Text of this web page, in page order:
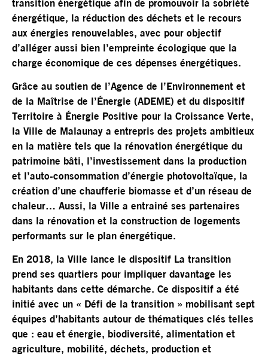
transition énergétique afin de promouvoir la sobriété
énergétique, la réduction des déchets et le recours
aux énergies renouvelables, avec pour objectif
d’alléger aussi bien l’empreinte écologique que la
charge économique de ces dépenses énergétiques.
Grâce au soutien de l’Agence de l’Environnement et
de la Maîtrise de l’Énergie (ADEME) et du dispositif
Territoire à Énergie Positive pour la Croissance Verte,
la Ville de Malaunay a entrepris des projets ambitieux
en la matière tels que la rénovation énergétique du
patrimoine bâti, l’investissement dans la production
et l’auto-consommation d’énergie photovoltaïque, la
création d’une chaufferie biomasse et d’un réseau de
chaleur… Aussi, la Ville a entrainé ses partenaires
dans la rénovation et la construction de logements
performants sur le plan énergétique.
En 2018, la Ville lance le dispositif La transition
prend ses quartiers pour impliquer davantage les
habitants dans cette démarche. Ce dispositif a été
initié avec un « Défi de la transition » mobilisant sept
équipes d’habitants autour de thématiques clés telles
que : eau et énergie, biodiversité, alimentation et
agriculture, mobilité, déchets, production et